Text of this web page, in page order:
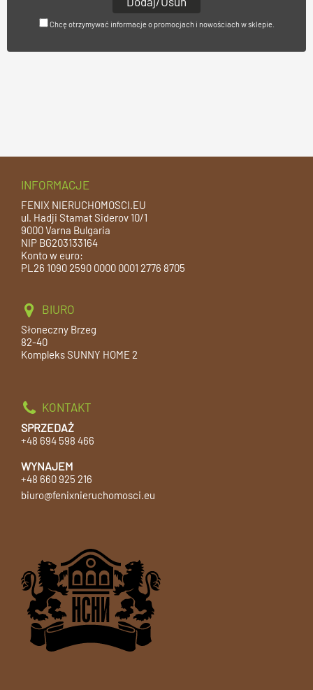
Chcę otrzymywać informacje o promocjach i nowościach w sklepie.
INFORMACJE
FENIX NIERUCHOMOSCI.EU
ul. Hadji Stamat Siderov 10/1
9000 Varna Bulgaria
NIP BG203133164
Konto w euro:
PL26 1090 2590 0000 0001 2776 8705
BIURO
Słoneczny Brzeg
82-40
Kompleks SUNNY HOME 2
KONTAKT
SPRZEDAŻ
+48 694 598 466
WYNAJEM
+48 660 925 216
biuro@fenixnieruchomosci.eu